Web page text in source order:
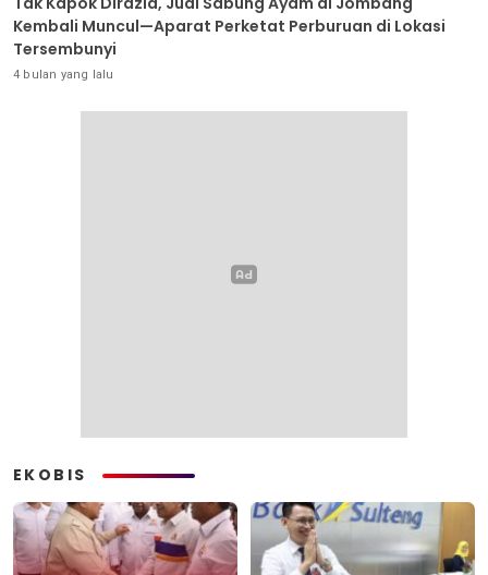
Kembali Muncul—Aparat Perketat Perburuan di Lokasi
Tersembunyi
4 bulan yang lalu
EKOBIS